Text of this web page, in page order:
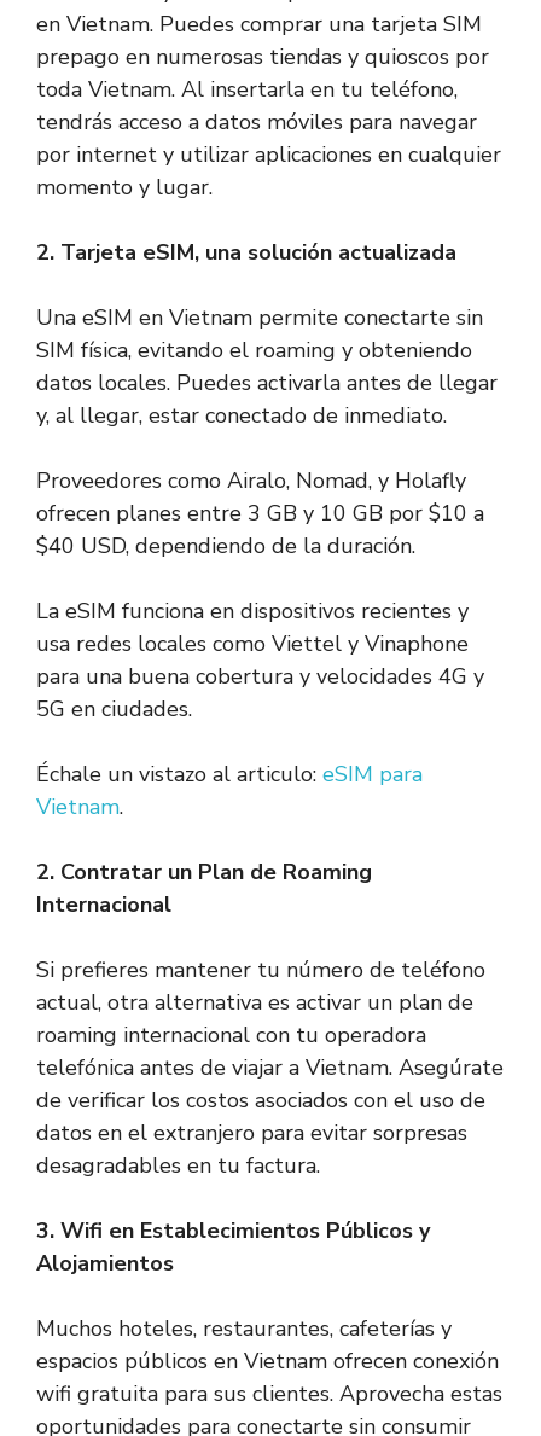
en Vietnam. Puedes comprar una tarjeta SIM
prepago en numerosas tiendas y quioscos por
toda Vietnam. Al insertarla en tu teléfono,
tendrás acceso a datos móviles para navegar
por internet y utilizar aplicaciones en cualquier
momento y lugar.
2. Tarjeta eSIM, una solución actualizada
Una eSIM en Vietnam permite conectarte sin
SIM física, evitando el roaming y obteniendo
datos locales. Puedes activarla antes de llegar
y, al llegar, estar conectado de inmediato.
Proveedores como Airalo, Nomad, y Holafly
ofrecen planes entre 3 GB y 10 GB por $10 a
$40 USD, dependiendo de la duración.
La eSIM funciona en dispositivos recientes y
usa redes locales como Viettel y Vinaphone
para una buena cobertura y velocidades 4G y
5G en ciudades.
Échale un vistazo al articulo: eSIM para
Vietnam.
2. Contratar un Plan de Roaming
Internacional
Si prefieres mantener tu número de teléfono
actual, otra alternativa es activar un plan de
roaming internacional con tu operadora
telefónica antes de viajar a Vietnam. Asegúrate
de verificar los costos asociados con el uso de
datos en el extranjero para evitar sorpresas
desagradables en tu factura.
3. Wifi en Establecimientos Públicos y
Alojamientos
Muchos hoteles, restaurantes, cafeterías y
espacios públicos en Vietnam ofrecen conexión
wifi gratuita para sus clientes. Aprovecha estas
oportunidades para conectarte sin consumir